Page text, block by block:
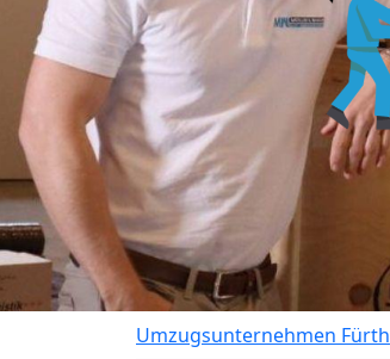
Umzugsunternehmen Fürth